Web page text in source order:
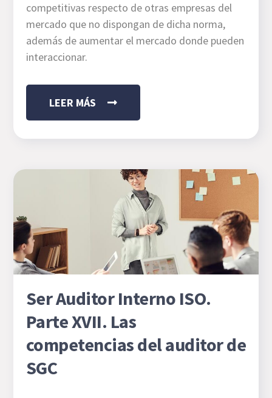
competitivas respecto de otras empresas del
mercado que no dispongan de dicha norma,
además de aumentar el mercado donde pueden
interaccionar.
LEER MÁS
Ser Auditor Interno ISO.
Parte XVII. Las
competencias del auditor de
SGC